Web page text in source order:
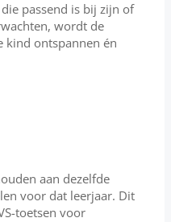
passend is bij zijn of
wordt de
kind ontspannen én
aan dezelfde
voor dat leerjaar. Dit
toetsen voor